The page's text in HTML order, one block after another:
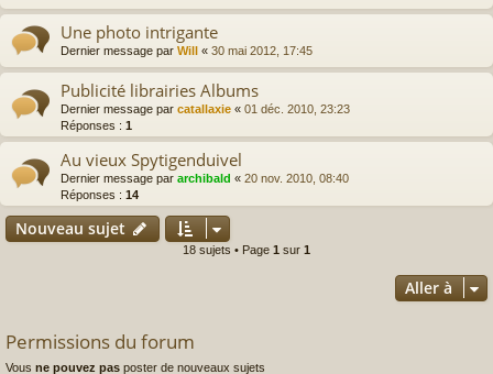
Une photo intrigante
Dernier message par Will « 30 mai 2012, 17:45
Publicité librairies Albums
Dernier message par catallaxie « 01 déc. 2010, 23:23
Réponses : 1
Au vieux Spytigenduivel
Dernier message par archibald « 20 nov. 2010, 08:40
Réponses : 14
Nouveau sujet
18 sujets • Page 1 sur 1
Aller à
Permissions du forum
Vous ne pouvez pas poster de nouveaux sujets